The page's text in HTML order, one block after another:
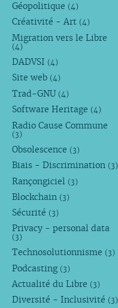
Géopolitique (4)
Créativité - Art (4)
Migration vers le Libre
(4)
DADVSI (4)
Site web (4)
Trad-GNU (4)
Software Heritage (4)
Radio Cause Commune
(3)
Obsolescence (3)
Biais - Discrimination (3)
Rançongiciel (3)
Blockchain (3)
Sécurité (3)
Privacy - personal data
(3)
Technosolutionnisme (3)
Podcasting (3)
Actualité du Libre (3)
Diversité - Inclusivité (3)